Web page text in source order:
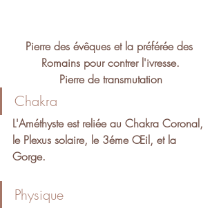
Pierre des évêques et la préférée des
Romains pour contrer l'ivresse.
Pierre de transmutation
Chakra
L'Améthyste est reliée au Chakra Coronal,
le Plexus solaire, le 3éme Œil, et la
Gorge.
Physique